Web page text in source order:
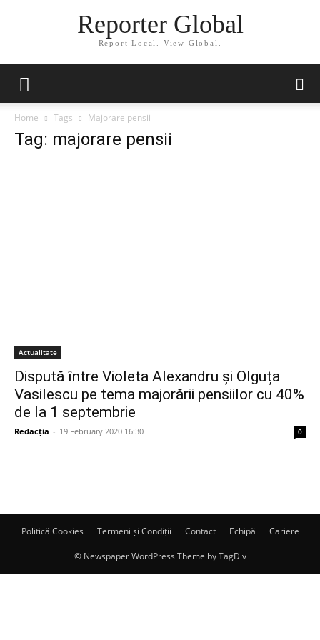
Reporter Global
Report Local. View Global.
Home Tags Majorare pensii
Tag: majorare pensii
Actualitate
Dispută între Violeta Alexandru și Olguța
Vasilescu pe tema majorării pensiilor cu 40%
de la 1 septembrie
Redacția - 19 February 2020 16:30 0
Politică Cookies Termeni și Condiții Contact Echipă Cariere
© Newspaper WordPress Theme by TagDiv